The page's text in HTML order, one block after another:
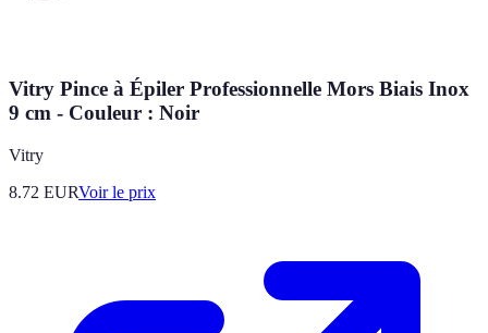
Vitry Pince à Épiler Professionnelle Mors Biais Inox
9 cm - Couleur : Noir
Vitry
8.72 EURVoir le prix